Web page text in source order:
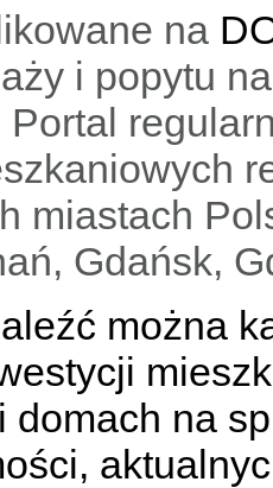
na
i popytu
miastach
Gdańsk,
można
i domach na